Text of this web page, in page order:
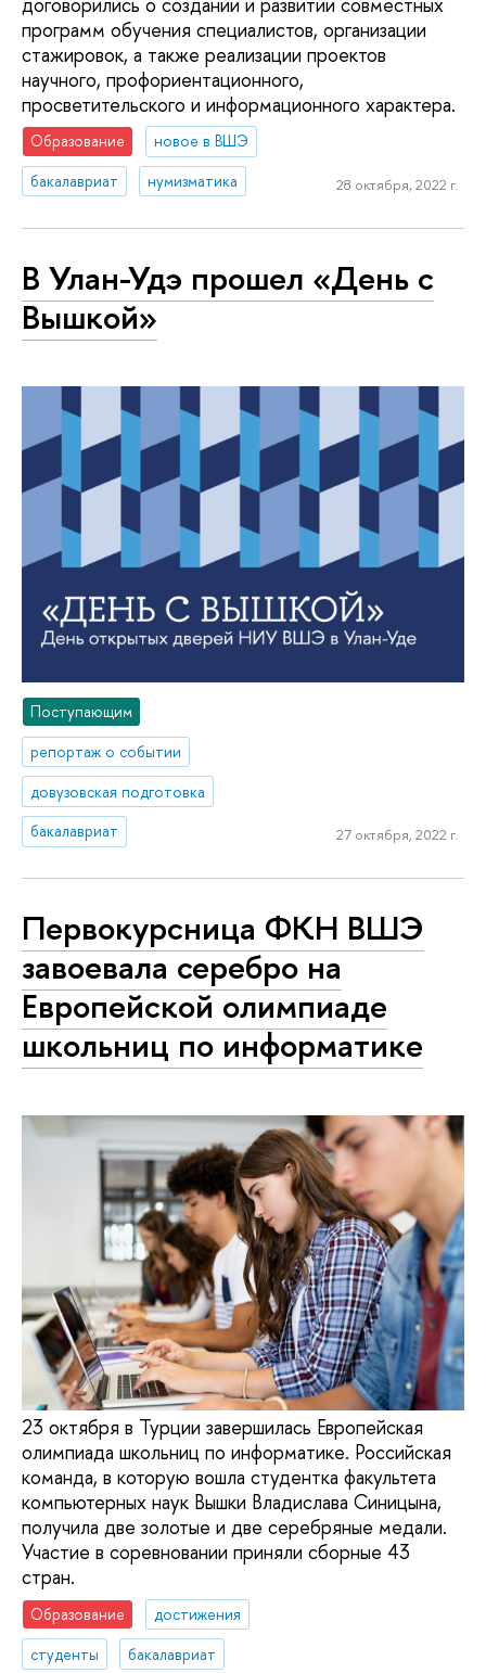
программ обучения специалистов, организации
стажировок, а также реализации проектов
научного, профориентационного,
просветительского и информационного характера.
Образование
новое в ВШЭ
бакалавриат
нумизматика 28 октября, 2022 г.
В Улан-Удэ прошел «День с
Вышкой»
Поступающим
репортаж о событии
довузовская подготовка
бакалавриат
27 октября, 2022 г.
Первокурсница ФКН ВШЭ
завоевала серебро на
Европейской олимпиаде
школьниц по информатике
23 октября в Турции завершилась Европейская
олимпиада школьниц по информатике. Российская
команда, в которую вошла студентка факультета
компьютерных наук Вышки Владислава Синицына,
получила две золотые и две серебряные медали.
Участие в соревновании приняли сборные 43
стран.
Образование
достижения
студенты
бакалавриат